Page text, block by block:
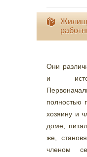
Они
и
полностью
хозяину и
доме,
же,
членом